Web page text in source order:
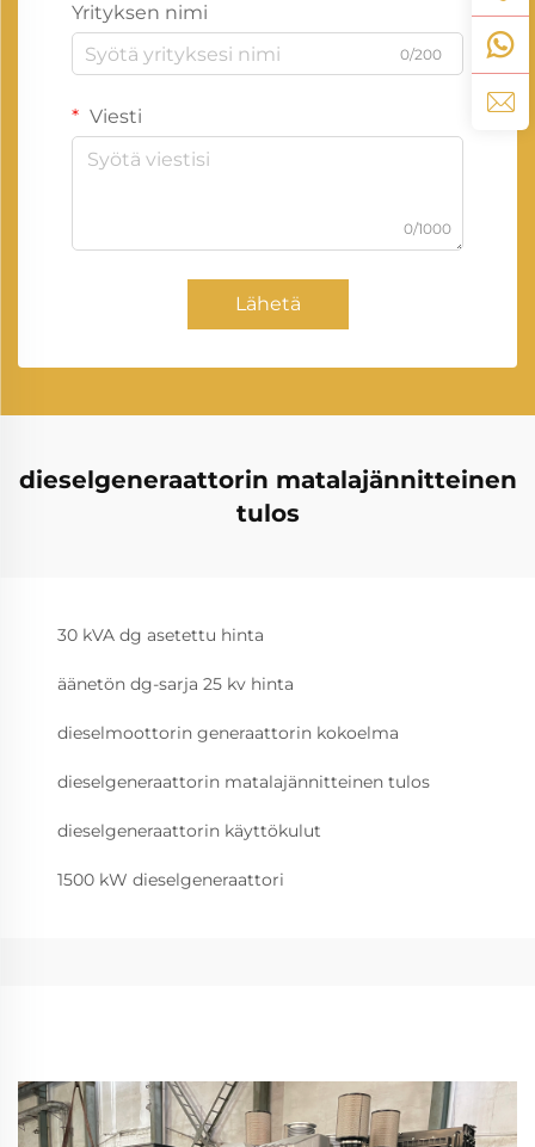
Yrityksen nimi
0/200
Viesti
0/1000
Lähetä
dieselgeneraattorin matalajännitteinen
tulos
30 kVA dg asetettu hinta
äänetön dg-sarja 25 kv hinta
dieselmoottorin generaattorin kokoelma
dieselgeneraattorin matalajännitteinen tulos
dieselgeneraattorin käyttökulut
1500 kW dieselgeneraattori